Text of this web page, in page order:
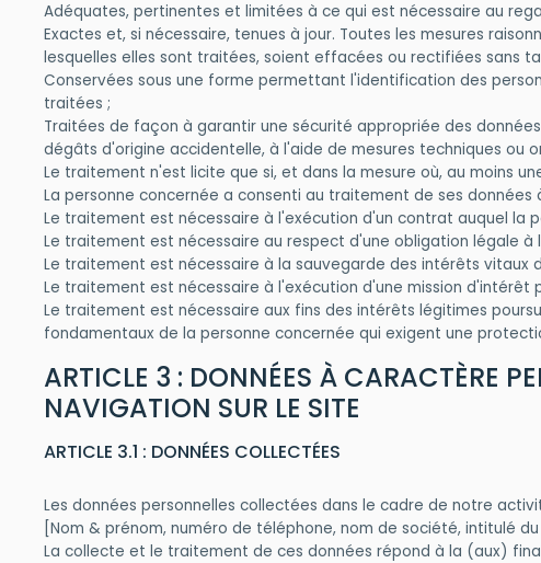
Adéquates, pertinentes et limitées à ce qui est nécessaire au
Exactes et, si nécessaire, tenues à jour. Toutes les mesures
lesquelles elles sont traitées, soient effacées ou rectifiées sans
Conservées sous une forme permettant l'identification des
traitées ;
Traitées de façon à garantir une sécurité appropriée des
dégâts d'origine accidentelle, à l'aide de mesures techniques ou
Le traitement n'est licite que si, et dans la mesure où, au moins
La personne concernée a consenti au traitement de ses
Le traitement est nécessaire à l'exécution d'un contrat auquel la
Le traitement est nécessaire au respect d'une obligation légale
Le traitement est nécessaire à la sauvegarde des intérêts vitaux
Le traitement est nécessaire à l'exécution d'une mission
Le traitement est nécessaire aux fins des intérêts légitimes
fondamentaux de la personne concernée qui exigent une
ARTICLE 3 : DONNÉES À CARACTÈRE
NAVIGATION SUR LE SITE
ARTICLE 3.1 : DONNÉES COLLECTÉES
Les données personnelles collectées dans le cadre de notre
[Nom & prénom, numéro de téléphone, nom de société, intitulé
La collecte et le traitement de ces données répond à la (aux)